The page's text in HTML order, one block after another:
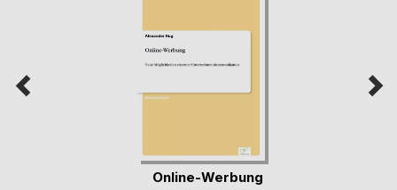
Online-Werbung